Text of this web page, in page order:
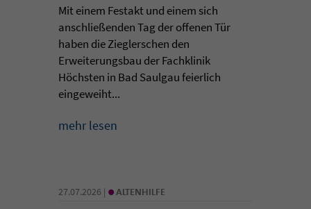
Mit einem Festakt und einem sich
anschließenden Tag der offenen Tür
haben die Zieglerschen den
Erweiterungsbau der Fachklinik
Höchsten in Bad Saulgau feierlich
eingeweiht...
mehr lesen
27.07.2026 | •ALTENHILFE